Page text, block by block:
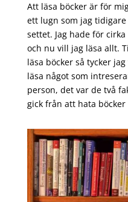
Att läsa böcker är för
ett lugn som jag
settet. Jag hade för
och nu vill jag läsa allt.
läsa böcker så tycker
läsa något som
person, det var de två
gick från att hata